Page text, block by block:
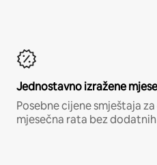
Jednostavno izražene
Posebne cijene smještaja
mjesečna rata bez